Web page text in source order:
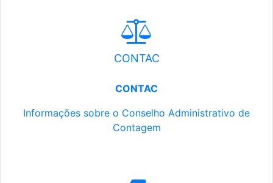
CONTAC
CONTAC
Informações sobre o Conselho Administrativo de
Contagem